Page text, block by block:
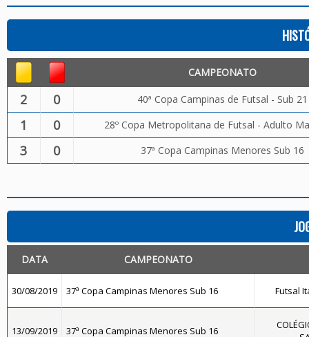
CAMPEONATO
2 0 40ª Copa Campinas de Futsal - Sub 21
1 0 28º Copa Metropolitana de Futsal - Adulto
3 0 37ª Copa Campinas Menores Sub 16
DATA CAMPEONATO
30/08/2019 37ª Copa Campinas Menores Sub 16 Futsal
13/09/2019 37ª Copa Campinas Menores Sub 16